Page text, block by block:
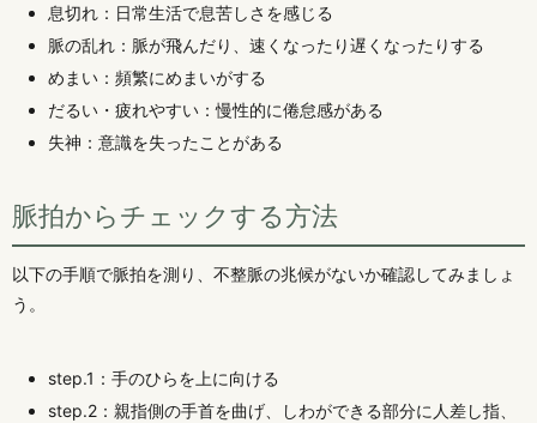
息切れ：日常生活で息苦しさを感じる
脈の乱れ：脈が飛んだり、速くなったり遅くなったりする
めまい：頻繁にめまいがする
だるい・疲れやすい：慢性的に倦怠感がある
失神：意識を失ったことがある
脈拍からチェックする方法
以下の手順で脈拍を測り、不整脈の兆候がないか確認してみましょ
う。
step.1：手のひらを上に向ける
step.2：親指側の手首を曲げ、しわができる部分に人差し指、